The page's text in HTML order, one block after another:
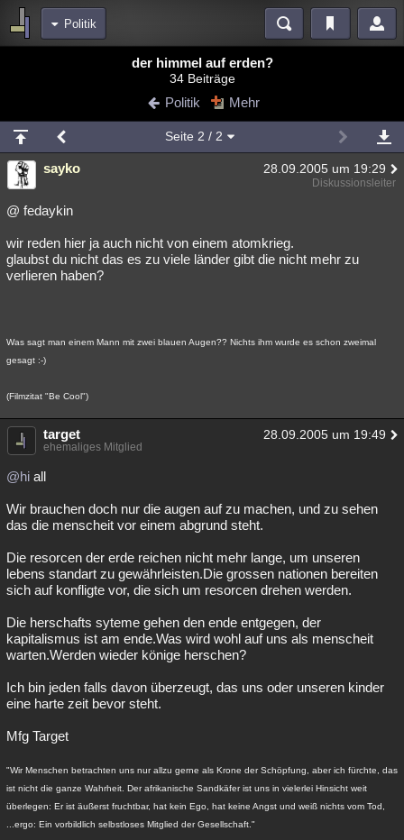
Politik
Blogs
Chat Wiki Neuigkeiten
meine Rubriken
Menschen Mystery Kriminalfälle
Spiritualität
Natur Umfragen Unterhaltung
weitere Rubriken
Musik
Übersichten
Besucht Teilgenommen Alle Neue Geschlossen
Lesenswert
der himmel auf erden?
34 Beiträge
Politik Mehr
Seite 2 / 2
sayko 28.09.2005 um 19:29
Diskussionsleiter
@ fedaykin
wir reden hier ja auch nicht von einem atomkrieg.
glaubst du nicht das es zu viele länder gibt die nicht mehr zu
verlieren haben?
Was sagt man einem Mann mit zwei blauen Augen?? Nichts ihm wurde es schon zweimal
gesagt :-)
(Filmzitat "Be Cool")
target 28.09.2005 um 19:49
ehemaliges Mitglied
@hi all
Wir brauchen doch nur die augen auf zu machen, und zu sehen
das die menscheit vor einem abgrund steht.
Die resorcen der erde reichen nicht mehr lange, um unseren
lebens standart zu gewährleisten.Die grossen nationen bereiten
sich auf konfligte vor, die sich um resorcen drehen werden.
Die herschafts syteme gehen den ende entgegen, der
kapitalismus ist am ende.Was wird wohl auf uns als menscheit
warten.Werden wieder könige herschen?
Ich bin jeden falls davon überzeugt, das uns oder unseren kinder
eine harte zeit bevor steht.
Mfg Target
"Wir Menschen betrachten uns nur allzu gerne als Krone der Schöpfung, aber ich fürchte, das
ist nicht die ganze Wahrheit. Der afrikanische Sandkäfer ist uns in vielerlei Hinsicht weit
überlegen: Er ist äußerst fruchtbar, hat kein Ego, hat keine Angst und weiß nichts vom Tod,
...ergo: Ein vorbildlich selbstloses Mitglied der Gesellschaft."